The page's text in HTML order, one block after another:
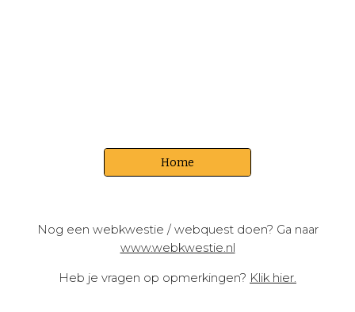
Home
Nog een webkwestie / webquest doen? Ga naar
www.webkwestie.nl
Heb je vragen op opmerkingen? Klik hier.